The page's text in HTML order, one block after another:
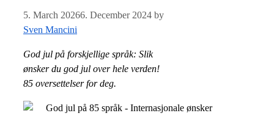
5. March 20266. December 2024 by
Sven Mancini
God jul på forskjellige språk: Slik
ønsker du god jul over hele verden!
85 oversettelser for deg.